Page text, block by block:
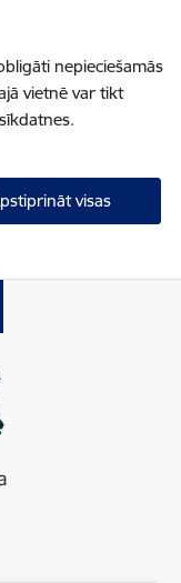
nepieciešamās
vietnē var tikt
visas